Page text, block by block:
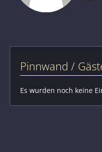
Pinnwand /
Es wurden noch keine